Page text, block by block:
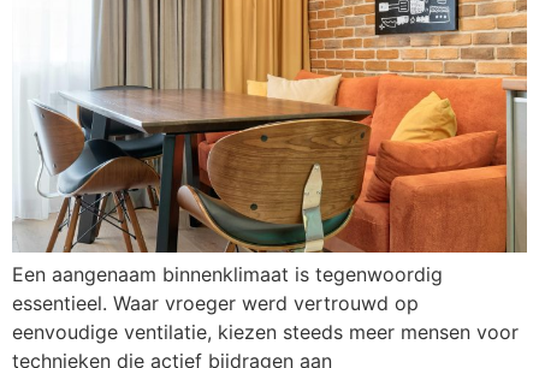
Een aangenaam binnenklimaat is tegenwoordig
essentieel. Waar vroeger werd vertrouwd op
eenvoudige ventilatie, kiezen steeds meer mensen voor
technieken die actief bijdragen aan